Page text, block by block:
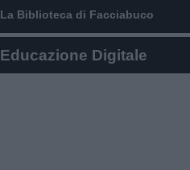
La Biblioteca di Facciabuco
Educazione Digitale